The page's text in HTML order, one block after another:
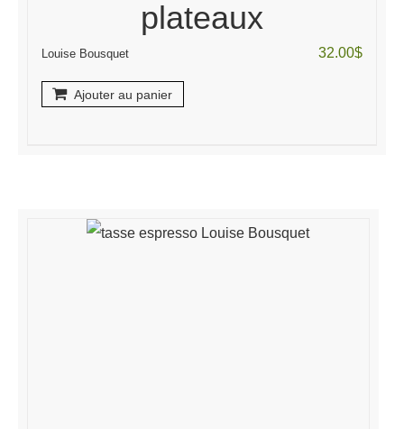
plateaux
Louise Bousquet 32.00$
Ajouter au panier